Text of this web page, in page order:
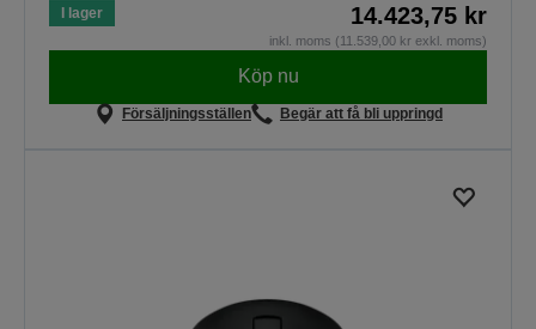
I lager 14.423,75 kr
inkl. moms (11.539,00 kr exkl. moms)
Köp nu
Försäljningsställen Begär att få bli uppringd